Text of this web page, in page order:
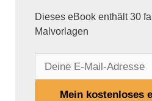
Dieses eBook enthält 30
Malvorlagen
Mein kostenloses